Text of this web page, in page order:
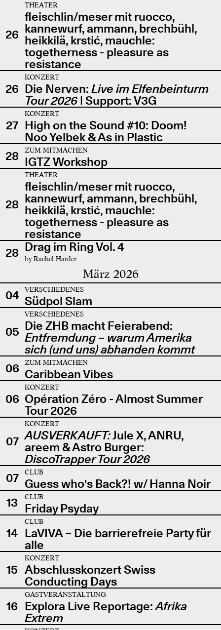
26
THEATER
fleischlin/meser mit ruocco,
kannewurf, ammann, brechbühl,
heikkilä, krstić, mauchle:
togetherness - pleasure as
resistance
26
KONZERT
Die Nerven: Live im Elfenbeinturm
Tour 2026| Support: V3G
27
KONZERT
High on the Sound #10: Doom!
Noo Yelbek & As in Plastic
28
ZUM MITMACHEN
IGTZ Workshop
28
THEATER
fleischlin/meser mit ruocco,
kannewurf, ammann, brechbühl,
heikkilä, krstić, mauchle:
togetherness - pleasure as
resistance
28 Drag im Ring Vol. 4
by Rachel Harder
März 2026
04 VERSCHIEDENES
Südpol Slam
05
VERSCHIEDENES
Die ZHB macht Feierabend:
Entfremdung – warum Amerika
sich (und uns) abhanden kommt
06
ZUM MITMACHEN
Caribbean Vibes
06
KONZERT
Opération Zéro - Almost Summer
Tour 2026
07
KONZERT
AUSVERKAUFT:Jule X, ANRU,
areem & Astro Burger:
DiscoTrapper Tour 2026
07
CLUB
Guess who's Back?! w/ Hanna Noir
13
CLUB
Friday Psyday
14
CLUB
LaVIVA – Die barrierefreie Party für
alle
15
KONZERT
Abschlusskonzert Swiss
Conducting Days
16
GASTVERANSTALTUNG
Explora Live Reportage:Afrika
Extrem